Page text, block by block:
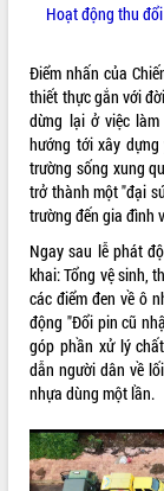
Lễ truy tặng danh hiệu
Nam Anh hùng” và
Lao động
UBND tỉnh Đắk Lắk
vụ 6 tháng cuối năm
Kỳ họp thứ Hai, Hội
tỉnh khóa XI quyết nghị
quan trọng
Bí thư Tỉnh ủy Lương
Triết thăm, tặng quà
cách mạng
Rà soát, hoàn thiện hệ
văn hóa, thể thao đáp
phát triển mới
Thường trực HĐND
mặt Đoàn chuyên gia y
Lễ truy điệu và an
tại Nghĩa trang Liệt sĩ
ALBUM ẢNH
LIÊN KẾT WEB
THỐNG KÊ TRUY CẬP
Hôm nay: 11440
Hoạt động thu
Điểm nhấn của
thiết thực gắn với
dừng lại ở việc
hướng tới xây
trường sống xung
trở thành một "đại
trường đến gia đình
Ngay sau lễ phát
khai: Tổng vệ sinh,
các điểm đen về ô
động "Đổi pin cũ
góp phần xử lý
dẫn người dân về
nhựa dùng một lần.